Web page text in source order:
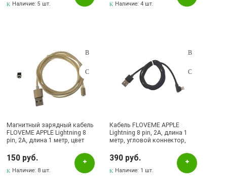
Наличие:5 шт. Наличие:4 шт.
Магнитный зарядный кабель
FLOVEME APPLE Lightning 8
pin, 2A, длина 1 метр, цвет
150 руб.
Наличие: 8 шт.
Кабель FLOVEME APPLE
Lightning 8 pin, 2A, длина 1
метр, угловой коннектор,
390 руб.
Наличие: 1 шт.